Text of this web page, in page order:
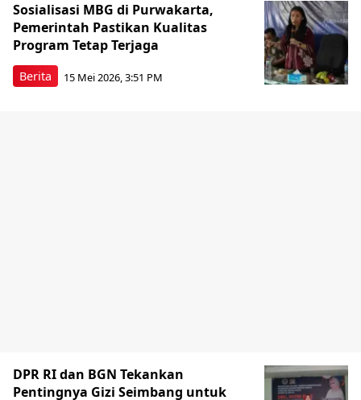
Berita
Sosialisasi MBG di Purwakarta,
Pemerintah Pastikan Kualitas
Program Tetap Terjaga
15 Mei 2026, 3:51 PM
DPR RI dan BGN Tekankan
Pentingnya Gizi Seimbang untuk